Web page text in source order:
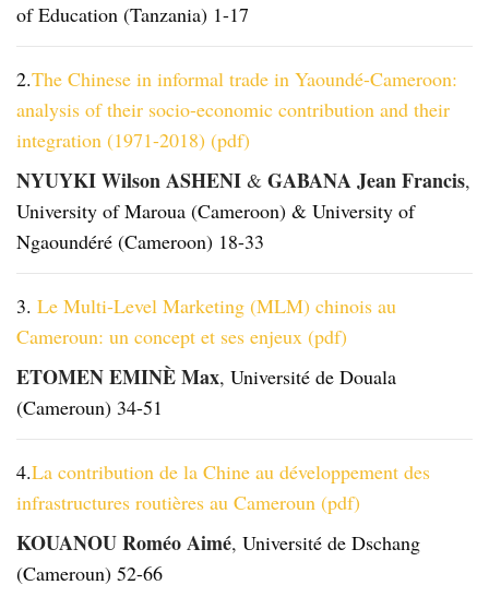
of Education (Tanzania) 1-17
2.The Chinese in informal trade in Yaoundé-Cameroon:
analysis of their socio-economic contribution and their
integration (1971-2018) (pdf)
NYUYKI Wilson ASHENI & GABANA Jean Francis,
University of Maroua (Cameroon) & University of
Ngaoundéré (Cameroon) 18-33
3. Le Multi-Level Marketing (MLM) chinois au
Cameroun: un concept et ses enjeux (pdf)
ETOMEN EMINÈ Max, Université de Douala
(Cameroun) 34-51
4.La contribution de la Chine au développement des
infrastructures routières au Cameroun (pdf)
KOUANOU Roméo Aimé, Université de Dschang
(Cameroun) 52-66